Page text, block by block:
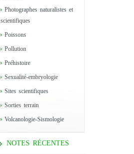
Photographes naturalistes et
scientifiques
Poissons
Pollution
Préhistoire
Sexualité-embryologie
Sites scientifiques
Sorties terrain
Volcanologie-Sismologie
NOTES RÉCENTES